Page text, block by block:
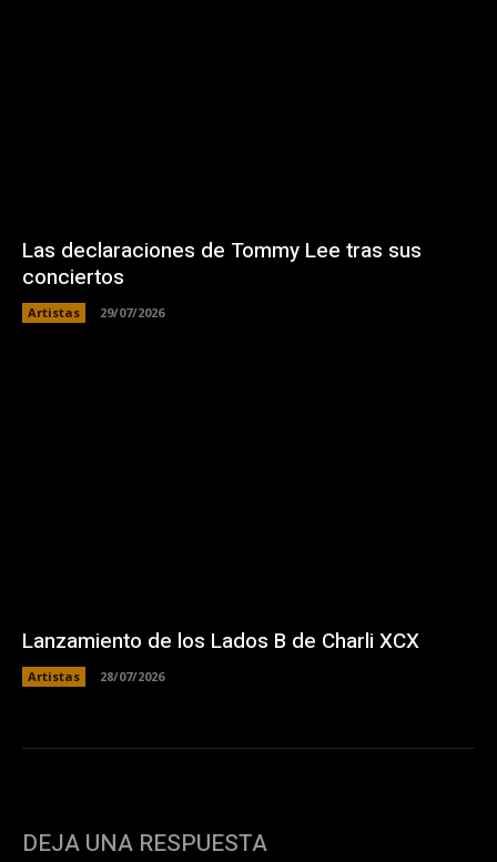
Las declaraciones de Tommy Lee tras sus
conciertos
Artistas 29/07/2026
Lanzamiento de los Lados B de Charli XCX
Artistas 28/07/2026
DEJA UNA RESPUESTA